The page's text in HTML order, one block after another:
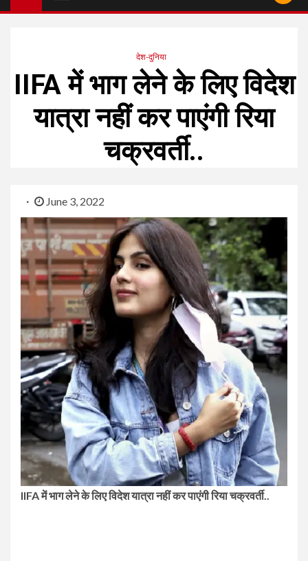
देश-दुनिया
IIFA में भाग लेने के लिए विदेश
यात्रा नहीं कर पाएंगी रिया
चक्रवर्ती..
June 3, 2022
IIFA में भाग लेने के लिए विदेश यात्रा नहीं कर पाएंगी रिया चक्रवर्ती..